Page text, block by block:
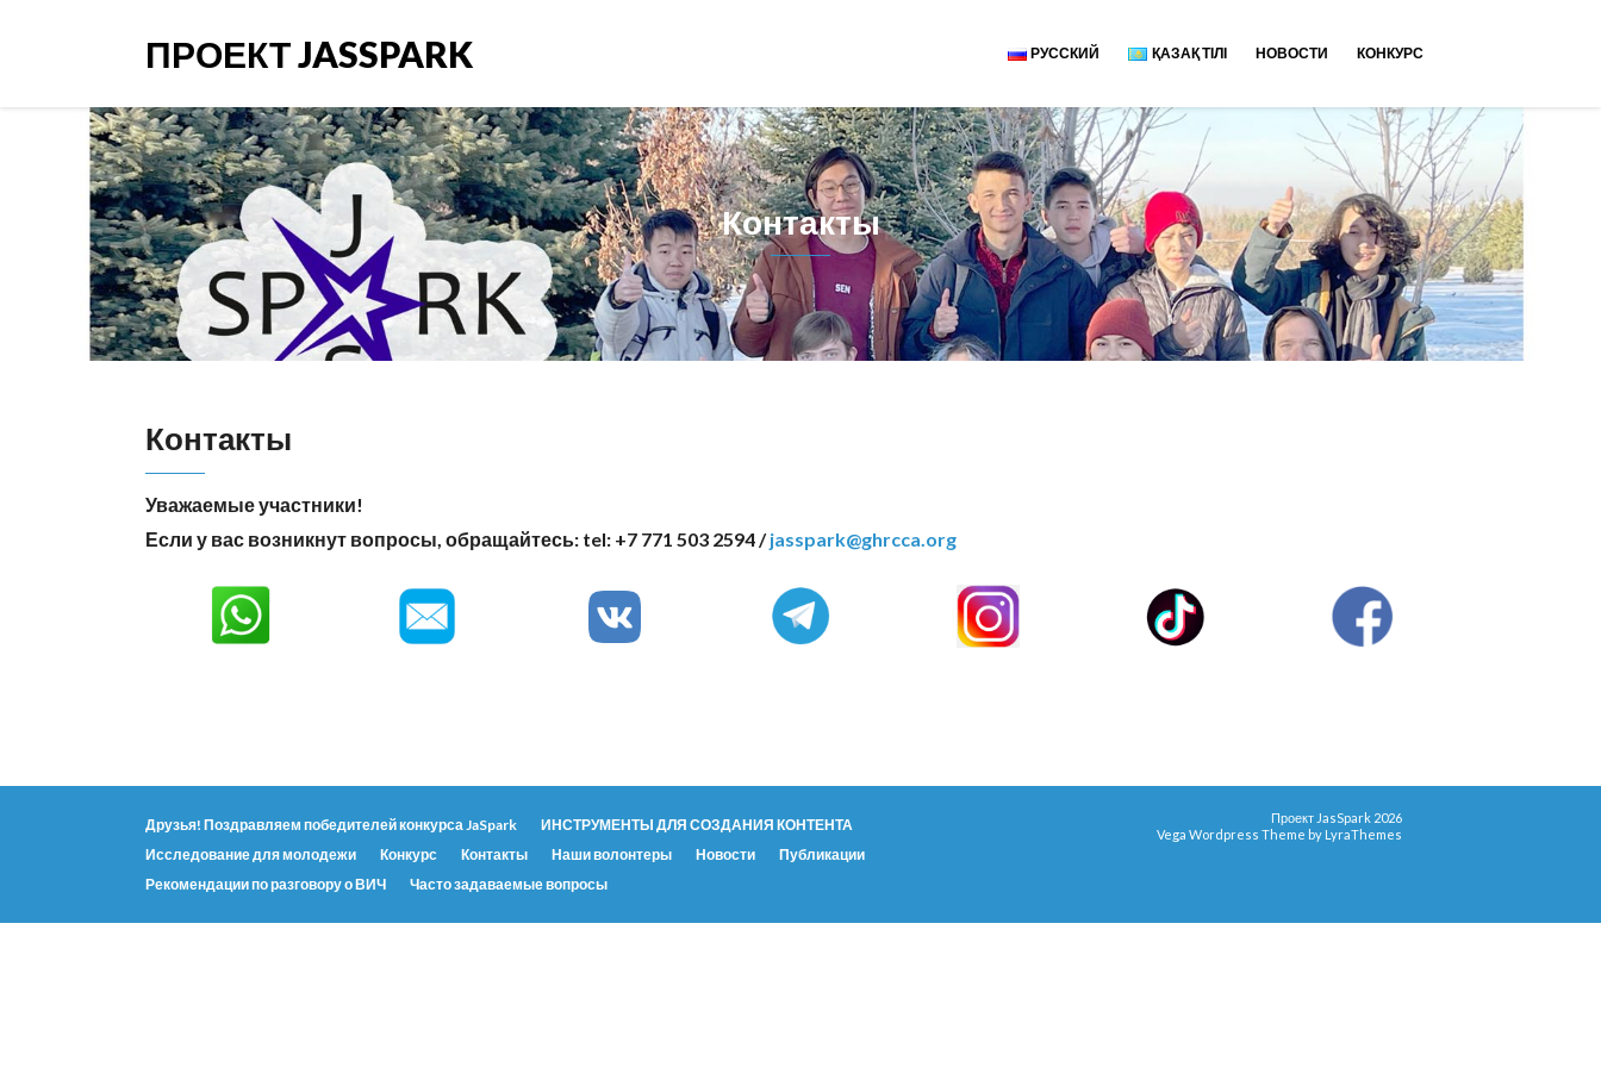
ПРОЕКТ JASSPARK РУССКИЙ ҚАЗАҚ ТІЛІ НОВОСТИ КОНКУРС
Контакты
Контакты
Уважаемые участники!
Если у вас возникнут вопросы, обращайтесь: tel: +7 771 503 2594 /jasspark@ghrcca.org
Друзья! Поздравляем победителей конкурса JaSpark
ИНСТРУМЕНТЫ ДЛЯ СОЗДАНИЯ КОНТЕНТА
Исследование для молодежи
Конкурс Контакты Наши волонтеры Новости
Публикации
Рекомендации по разговору о ВИЧ
Часто задаваемые вопросы
Проект JasSpark 2026
Vega Wordpress Theme by LyraThemes